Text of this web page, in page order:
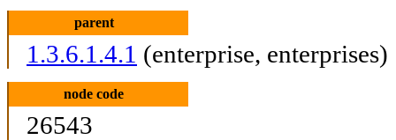
parent
1.3.6.1.4.1 (enterprise, enterprises)
node code
26543